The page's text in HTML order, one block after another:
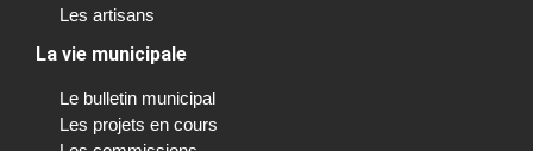
Les artisans
La vie municipale
Le bulletin municipal
Les projets en cours